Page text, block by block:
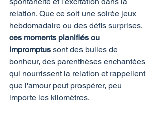
relation. Que ce soit une soirée jeux
hebdomadaire ou des défis surprises,
ces moments planifiés ou
impromptus sont des bulles de
bonheur, des parenthèses enchantées
qui nourrissent la relation et rappellent
que l'amour peut prospérer, peu
importe les kilomètres.